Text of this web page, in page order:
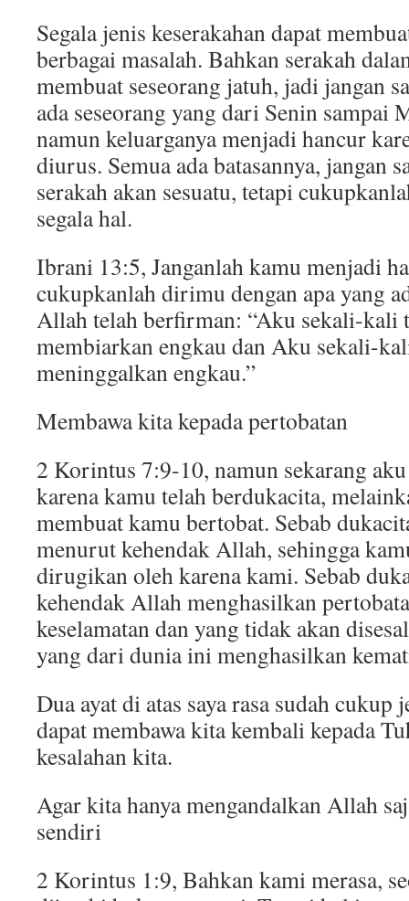
Segala jenis keserakahan dapat
berbagai masalah. Bahkan serakah
membuat seseorang jatuh, jadi jangan
ada seseorang yang dari Senin sampai
namun keluarganya menjadi hancur
diurus. Semua ada batasannya, jangan
serakah akan sesuatu, tetapi
segala hal.
Ibrani 13:5, Janganlah kamu menjadi
cukupkanlah dirimu dengan apa yang
Allah telah berfirman: “Aku sekali-kali
membiarkan engkau dan Aku sekali-
meninggalkan engkau.”
Membawa kita kepada pertobatan
2 Korintus 7:9-10, namun sekarang
karena kamu telah berdukacita,
membuat kamu bertobat. Sebab
menurut kehendak Allah, sehingga
dirugikan oleh karena kami. Sebab
kehendak Allah menghasilkan
keselamatan dan yang tidak akan
yang dari dunia ini menghasilkan
Dua ayat di atas saya rasa sudah cukup
dapat membawa kita kembali kepada
kesalahan kita.
Agar kita hanya mengandalkan Allah
sendiri
2 Korintus 1:9, Bahkan kami merasa,